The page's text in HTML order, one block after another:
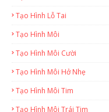
Tạo Hình Lỗ Tai
Tạo Hình Môi
Tạo Hình Môi Cười
Tạo Hình Môi Hở Nhẹ
Tạo Hình Môi Tim
Tạo Hình Môi Trái Tim